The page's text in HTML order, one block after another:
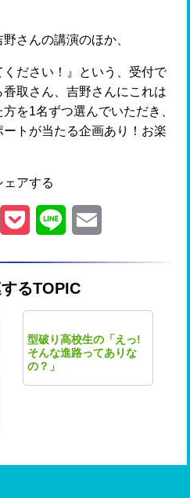
さんの講演のほか、
ください！』という、受付で
取さん、吉野さんにこれは
を1名ずつ選んでいただき、
トが当たる企画あり！お楽
ェアする
Pocket Line
るTOPIC
型破り高校生の「えっ!
そんな進路ってありな
の？」